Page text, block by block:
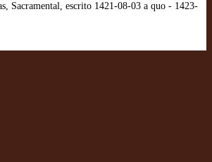
Sacramental, escrito 1421-08-03 a quo - 1423-